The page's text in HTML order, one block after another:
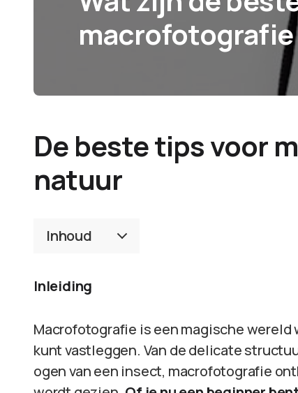
De beste tips voor
natuur
Inhoud
Inleiding
Macrofotografie is een magische
kunt vastleggen. Van de delicate
ogen van een insect, macrofotografie